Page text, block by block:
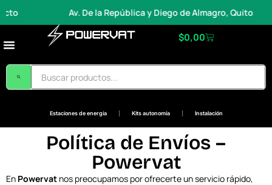
Av. De la República y Diego de Almagro, Quito
$0,00
Estaciones de energía Kits autonomía Instalación
Política de Envíos –
Powervat
En Powervat nos preocupamos por ofrecerte un servicio rápido,